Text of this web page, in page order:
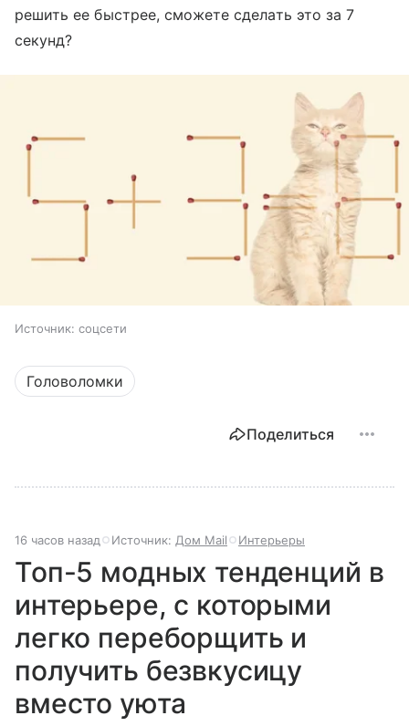
решить ее быстрее, сможете сделать это за 7
секунд?
Источник: соцсети
Головоломки
Поделиться
16 часов назад Источник: Дом Mail Интерьеры
Топ-5 модных тенденций в
интерьере, с которыми
легко переборщить и
получить безвкусицу
вместо уюта